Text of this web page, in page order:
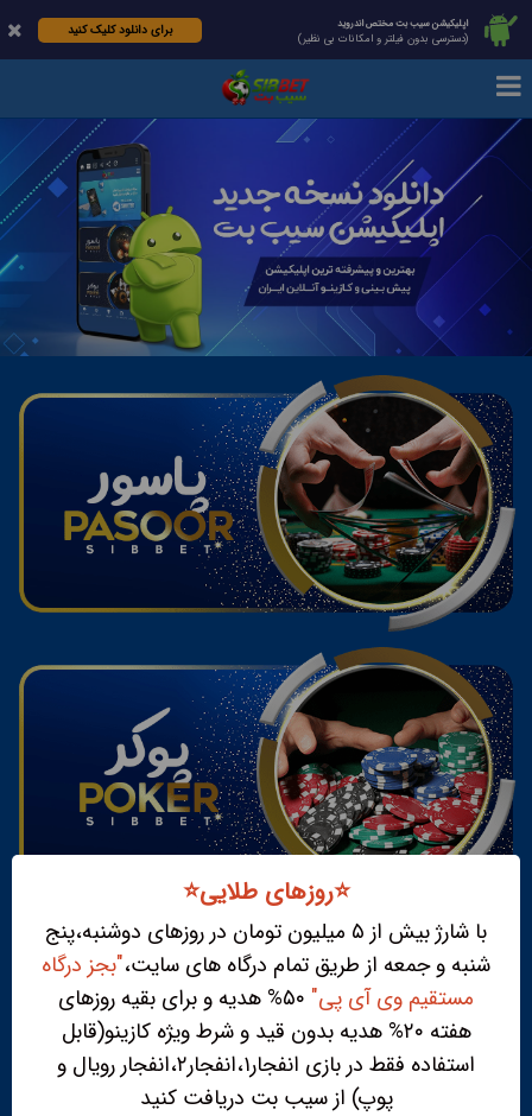
اپلیکیشن سیب بت مختص اندروید
(دسترسی بدون فیلتر و امکانات بی نظیر)
برای دانلود کلیک کنید
⭐️روزهای طلایی⭐️
با شارژ بیش از ۵ میلیون تومان در روزهای دوشنبه،پنج
شنبه و جمعه از طریق تمام درگاه های سایت،"بجز درگاه
مستقیم وی آی پی"
۵۰% هدیه و برای بقیه روزهای
هفته ۲۰% هدیه بدون قید و شرط ویژه کازینو(قابل
استفاده فقط در بازی انفجار۱،انفجار۲،انفجار رویال و
پوپ) از سیب بت دریافت کنید